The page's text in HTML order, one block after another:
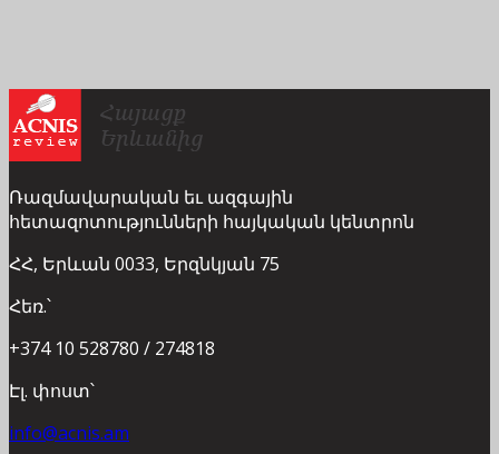
Ռազմավարական եւ ազգային
հետազոտությունների հայկական կենտրոն
ՀՀ, Երևան 0033, Երզնկյան 75
Հեռ.՝
+374 10 528780 / 274818
Էլ. փոստ՝
info@acnis.am